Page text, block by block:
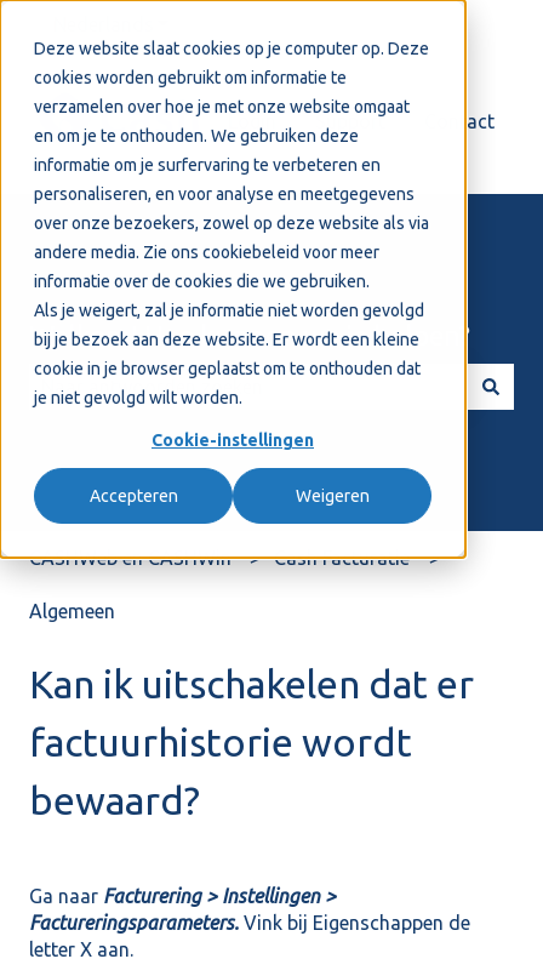
Deze website slaat cookies op je computer op. Deze
cookies worden gebruikt om informatie te
verzamelen over hoe je met onze website omgaat
en om je te onthouden. We gebruiken deze
informatie om je surfervaring te verbeteren en
personaliseren, en voor analyse en meetgegevens
over onze bezoekers, zowel op deze website als via
andere media. Zie ons cookiebeleid voor meer
informatie over de cookies die we gebruiken.
Als je weigert, zal je informatie niet worden gevolgd
bij je bezoek aan deze website. Er wordt een kleine
cookie in je browser geplaatst om te onthouden dat
je niet gevolgd wilt worden.
Cookie-instellingen
Accepteren Weigeren
Support Contact
Welkom! Hoe kunnen we je helpen?
CASHWeb en CASHWin Cash Facturatie
Algemeen
Kan ik uitschakelen dat er
factuurhistorie wordt
bewaard?
Ga naar Facturering > Instellingen >
Factureringsparameters. Vink bij Eigenschappen de
letter X aan.